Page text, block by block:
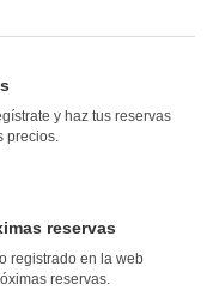
y haz tus reservas
precios.
reservas
registrado en la web
reservas.